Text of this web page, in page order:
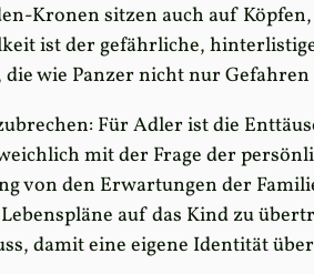
Kronen sitzen auch auf
ist der gefährliche,
wie Panzer nicht nur
Für Adler ist die
mit der Frage der
von den Erwartungen der
auf das Kind zu
damit eine eigene Identität